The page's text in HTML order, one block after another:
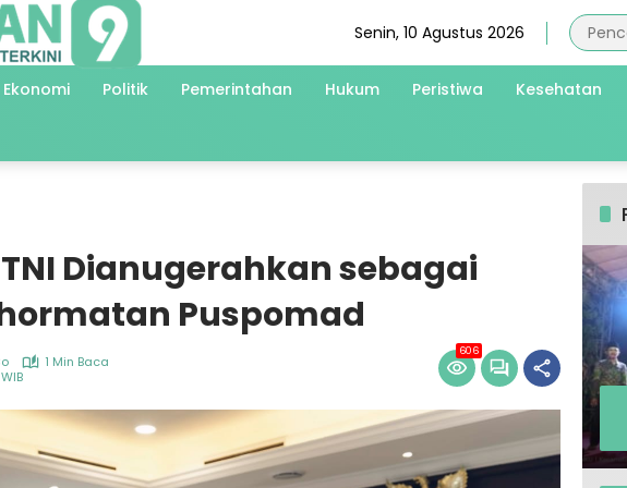
Senin, 10 Agustus 2026
Ekonomi Politik Pemerintahan Hukum Peristiwa Kesehatan
Dianugerahkan sebagai
Puspomad
1 Min Baca
606